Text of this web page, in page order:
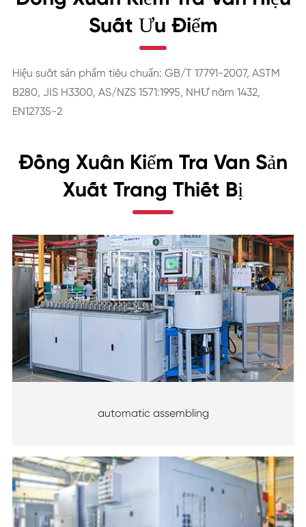
Suất Ưu Điểm
Hiệu suất sản phẩm tiêu chuẩn: GB/T 17791-2007, ASTM
B280, JIS H3300, AS/NZS 1571:1995, NHƯ năm 1432,
EN12735-2
Đồng Xuân Kiểm Tra Van Sản
Xuất Trang Thiết Bị
automatic assembling